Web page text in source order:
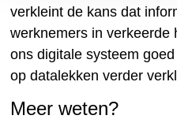
verkleint de kans dat
werknemers in verkeerde
ons digitale systeem
op datalekken verder
Meer weten?